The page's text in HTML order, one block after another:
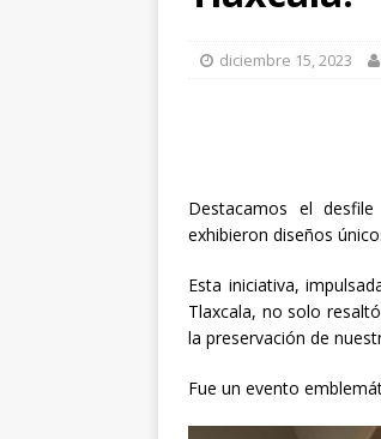
diciembre 15, 2023
Destacamos el
exhibieron diseños
Esta iniciativa,
Tlaxcala, no solo
la preservación de
Fue un evento